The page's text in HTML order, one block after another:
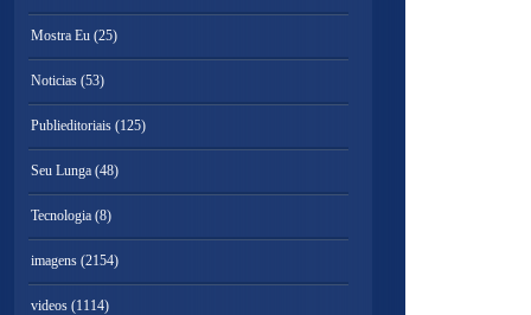
Mostra Eu (25)
Noticias (53)
Publieditoriais (125)
Seu Lunga (48)
Tecnologia (8)
imagens (2154)
videos (1114)